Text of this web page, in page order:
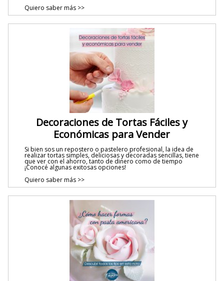
Quiero saber más >>
Decoraciones de Tortas Fáciles y
Económicas para Vender
Si bien sos un repostero o pastelero profesional, la idea de
realizar tortas simples, deliciosas y decoradas sencillas, tiene
que ver con el ahorro, tanto de dinero como de tiempo
¡Conocé algunas exitosas opciones!
Quiero saber más >>